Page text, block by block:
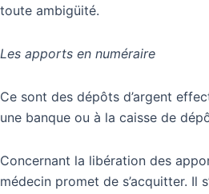
toute ambigüité.
Les apports en numéraire
Ce sont des dépôts d’argent
une banque ou à la caisse de
Concernant la libération des
médecin promet de s’acquitter. Il